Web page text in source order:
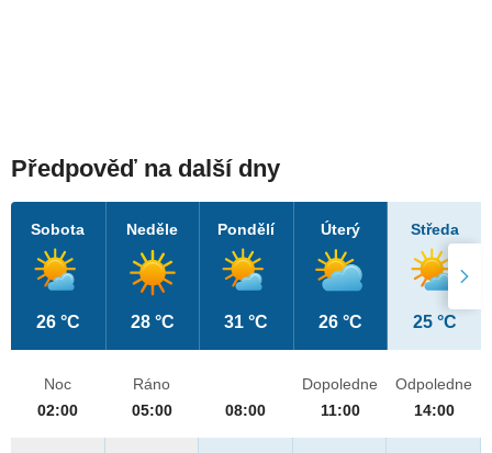
Předpověď na další dny
Sobota
26 °C
Neděle
28 °C
Pondělí
31 °C
Úterý
26 °C
Středa
25 °C
Noc
02:00
Ráno
05:00
08:00
Dopoledne
11:00
Odpoledne
14:00